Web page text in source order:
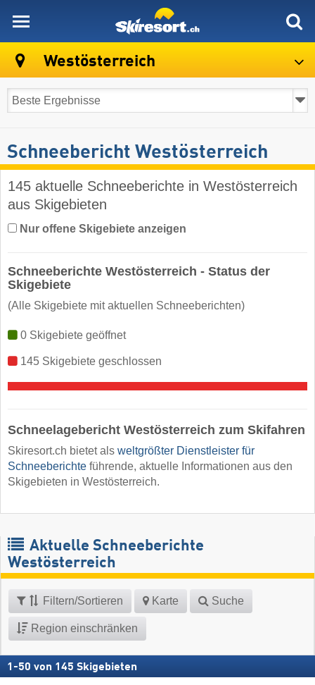
Westösterreich
Schneebericht Westösterreich
145 aktuelle Schneeberichte in Westösterreich
aus Skigebieten
Nur offene Skigebiete anzeigen
Schneeberichte Westösterreich - Status der
Skigebiete
(Alle Skigebiete mit aktuellen Schneeberichten)
0 Skigebiete geöffnet
145 Skigebiete geschlossen
Schneelagebericht Westösterreich zum Skifahren
Skiresort.ch bietet als weltgrößter Dienstleister für
Schneeberichte führende, aktuelle Informationen aus den
Skigebieten in Westösterreich.
Aktuelle Schneeberichte
Westösterreich
Filtern/Sortieren Karte Suche
Region einschränken
1 -50 von 145 Skigebieten